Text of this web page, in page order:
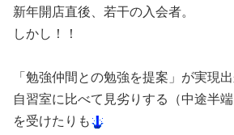
新年開店直後、若干の入会者。
しかし！！
「勉強仲間との勉強を提案」が実現出
自習室に比べて見劣りする（中途半
を受けたりも